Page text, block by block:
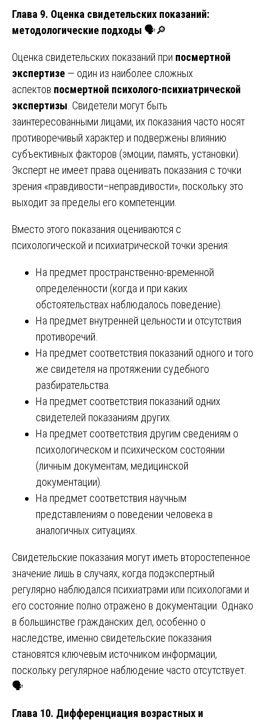
Глава 9. Оценка свидетельских показаний:
методологические подходы 🗣️🔎
Оценка свидетельских показаний при посмертной
экспертизе — один из наиболее сложных
аспектов посмертной психолого-психиатрической
экспертизы . Свидетели могут быть
заинтересованными лицами, их показания часто носят
противоречивый характер и подвержены влиянию
субъективных факторов (эмоции, память, установки).
Эксперт не имеет права оценивать показания с точки
зрения «правдивости–неправдивости», поскольку это
выходит за пределы его компетенции.
Вместо этого показания оцениваются с
психологической и психиатрической точки зрения:
На предмет пространственно-временной
определённости (когда и при каких
обстоятельствах наблюдалось поведение).
На предмет внутренней цельности и отсутствия
противоречий.
На предмет соответствия показаний одного и того
же свидетеля на протяжении судебного
разбирательства.
На предмет соответствия показаний одних
свидетелей показаниям других.
На предмет соответствия другим сведениям о
психологическом и психическом состоянии
(личным документам, медицинской
документации).
На предмет соответствия научным
представлениям о поведении человека в
аналогичных ситуациях.
Свидетельские показания могут иметь второстепенное
значение лишь в случаях, когда подэкспертный
регулярно наблюдался психиатрами или психологами и
его состояние полно отражено в документации. Однако
в большинстве гражданских дел, особенно о
наследстве, именно свидетельские показания
становятся ключевым источником информации,
поскольку регулярное наблюдение часто отсутствует.
🗣️
Глава 10. Дифференциация возрастных и